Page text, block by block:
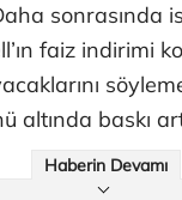
sonrasında
faiz indirimi
altında baskı
Haberin Devamı